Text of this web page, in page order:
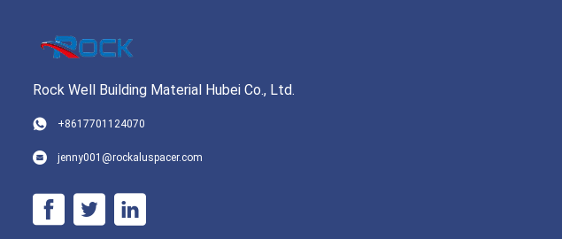
Rock Well Building Material Hubei Co., Ltd.
+8617701124070
jenny001@rockaluspacer.com